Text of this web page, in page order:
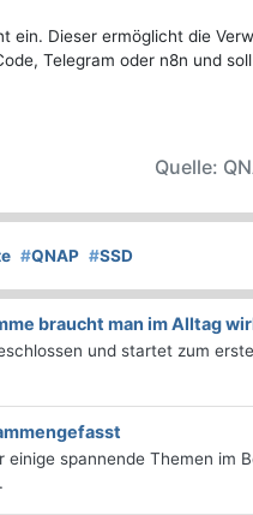
ein. Dieser ermöglicht die
Telegram oder n8n und
Quelle:
#QNAP #SSD
braucht man im Alltag
und startet zum
spannende Themen im